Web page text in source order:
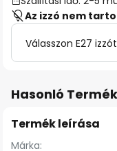
Az izzó nem
Válasszon E27 izzót
Hasonló
Termék leírása
Márka: